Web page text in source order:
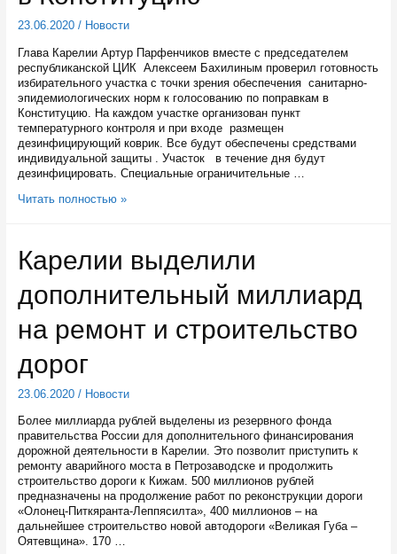
23.06.2020/ Новости
Глава Карелии Артур Парфенчиков вместе с председателем
республиканской ЦИК Алексеем Бахилиным проверил готовность
избирательного участка с точки зрения обеспечения санитарно-
эпидемиологических норм к голосованию по поправкам в
Конституцию. На каждом участке организован пункт
температурного контроля и при входе размещен
дезинфицирующий коврик. Все будут обеспечены средствами
индивидуальной защиты . Участок в течение дня будут
дезинфицировать. Специальные ограничительные …
Глава
республики
не
ждать
1
чтобы
по
поправкам
в
Читать полностью »
Карелии выделили
дополнительный миллиард
на ремонт и строительство
дорог
23.06.2020/ Новости
Более миллиарда рублей выделены из резервного фонда
правительства России для дополнительного финансирования
дорожной деятельности в Карелии. Это позволит приступить к
ремонту аварийного моста в Петрозаводске и продолжить
строительство дороги к Кижам. 500 миллионов рублей
предназначены на продолжение работ по реконструкции дороги
«Олонец-Питкяранта-Леппясилта», 400 миллионов – на
дальнейшее строительство новой автодороги «Великая Губа –
Оятевщина». 170 …